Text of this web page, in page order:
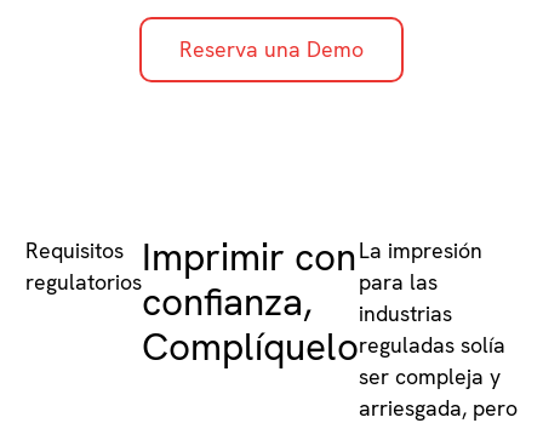
Reserva una Demo
Requisitos
regulatoriosImprimir con
confianza,
Complíquelo
La impresión
para las
industrias
reguladas solía
ser compleja y
arriesgada, pero